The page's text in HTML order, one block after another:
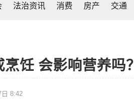
法治资讯 消费 房产 交通
饪 会影响营养吗？
日 8:42